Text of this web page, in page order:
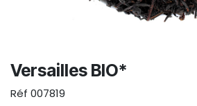
Versailles BIO*
Réf 007819